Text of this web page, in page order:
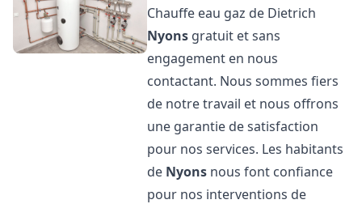
Chauffe eau gaz de Dietrich
Nyons gratuit et sans
engagement en nous
contactant. Nous sommes fiers
de notre travail et nous offrons
une garantie de satisfaction
pour nos services. Les habitants
de Nyons nous font confiance
pour nos interventions de